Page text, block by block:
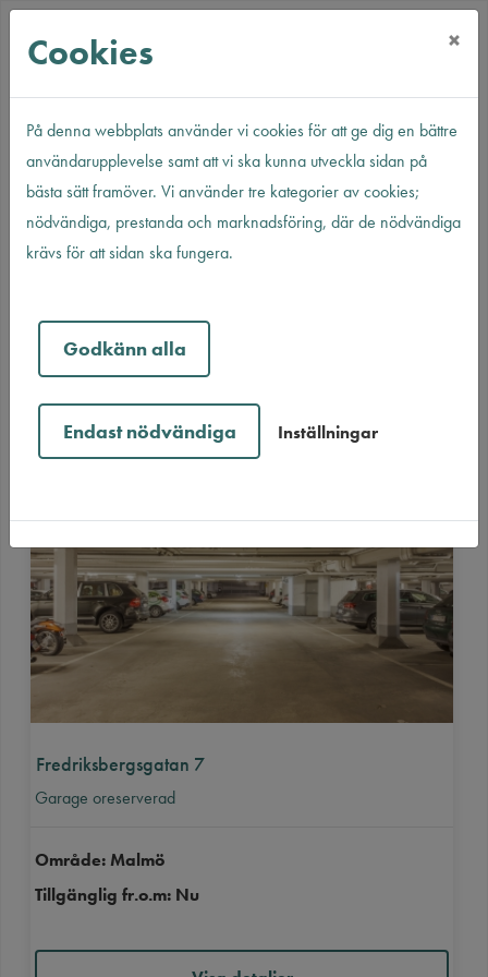
Hem Ledigt just nu Lediga parkeringar
Lediga parkeringar
Filter av. 1 Träff
Fredriksbergsgatan 7
Garage oreserverad
Område: Malmö
Tillgänglig fr.o.m: Nu
Cookies ×
På denna webbplats använder vi cookies för att ge dig en bättre
användarupplevelse samt att vi ska kunna utveckla sidan på
bästa sätt framöver. Vi använder tre kategorier av cookies;
nödvändiga, prestanda och marknadsföring, där de nödvändiga
krävs för att sidan ska fungera.
Godkänn alla
Endast nödvändiga Inställningar